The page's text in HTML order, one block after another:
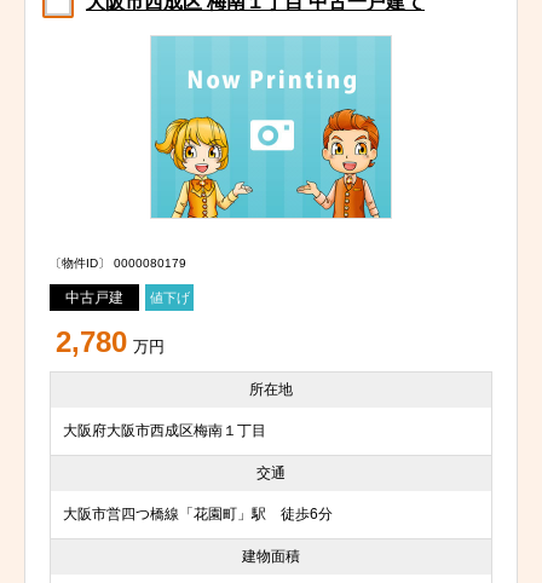
〔物件ID〕 0000080179
中古戸建 値下げ
2,780 万円
所在地
大阪府大阪市西成区梅南１丁目
交通
大阪市営四つ橋線「花園町」駅 徒歩6分
建物面積